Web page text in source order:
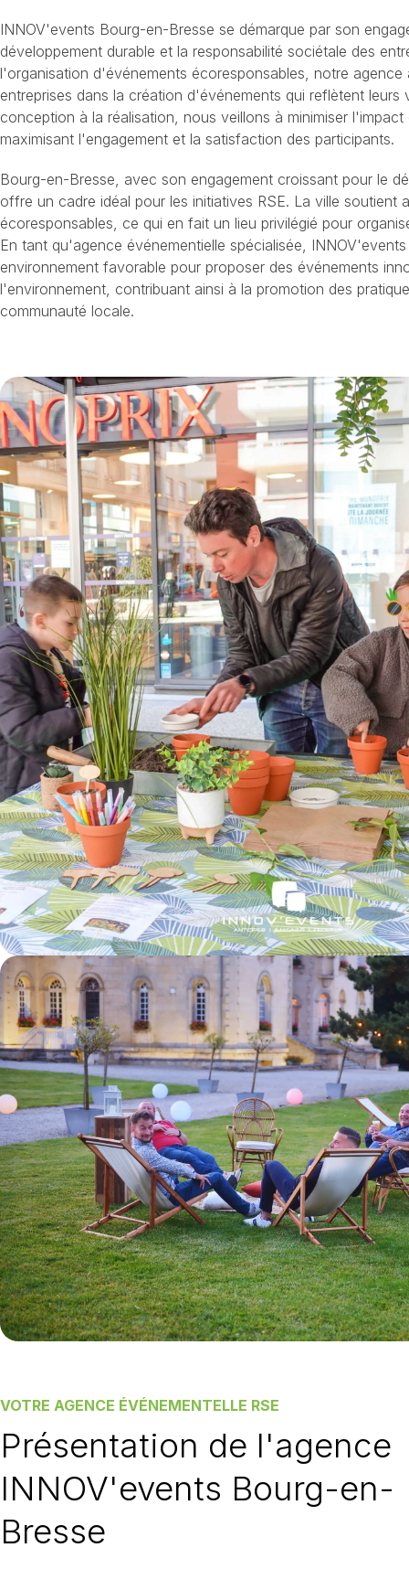
INNOV'events Bourg-en-Bresse se démarque par son
développement durable et la responsabilité sociétale des
l'organisation d'événements écoresponsables, notre agence
entreprises dans la création d'événements qui reflètent leurs
conception à la réalisation, nous veillons à minimiser
maximisant l'engagement et la satisfaction des participants.
Bourg-en-Bresse, avec son engagement croissant pour le
offre un cadre idéal pour les initiatives RSE. La ville soutient
écoresponsables, ce qui en fait un lieu privilégié pour
En tant qu'agence événementielle spécialisée,
environnement favorable pour proposer des événements
l'environnement, contribuant ainsi à la promotion des
communauté locale.
VOTRE AGENCE ÉVÉNEMENTELLE RSE
Présentation de l'agence
INNOV'events Bourg-en-
Bresse